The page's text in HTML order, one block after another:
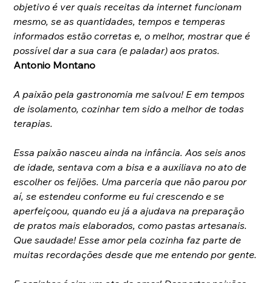
objetivo é ver quais receitas da internet funcionam
mesmo, se as quantidades, tempos e temperas
informados estão corretas e, o melhor, mostrar que é
possível dar a sua cara (e paladar) aos pratos.
Antonio Montano
A paixão pela gastronomia me salvou! E em tempos
de isolamento, cozinhar tem sido a melhor de todas
terapias.
Essa paixão nasceu ainda na infância. Aos seis anos
de idade, sentava com a bisa e a auxiliava no ato de
escolher os feijões. Uma parceria que não parou por
aí, se estendeu conforme eu fui crescendo e se
aperfeiçoou, quando eu já a ajudava na preparação
de pratos mais elaborados, como pastas artesanais.
Que saudade! Esse amor pela cozinha faz parte de
muitas recordações desde que me entendo por gente.